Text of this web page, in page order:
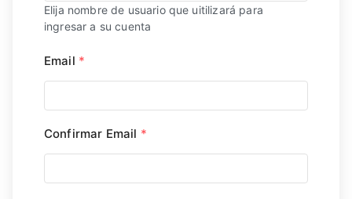
Elija nombre de usuario que uitilizará para
ingresar a su cuenta
Email *
Confirmar Email *